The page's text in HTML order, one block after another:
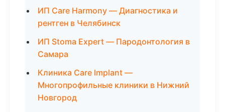
ИП Care Harmony — Диагностика и
рентген в Челябинск
ИП Stoma Expert — Пародонтология в
Самара
Клиника Care Implant —
Многопрофильные клиники в Нижний
Новгород